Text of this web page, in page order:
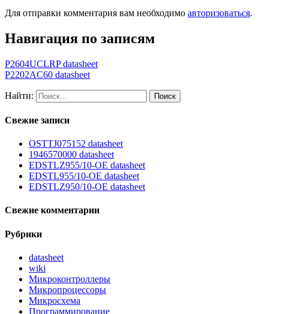
Для отправки комментария вам необходимо авторизоваться.
Навигация по записям
P2604UCLRP datasheet
P2202AC60 datasheet
Найти:
Свежие записи
OSTTJ075152 datasheet
1946570000 datasheet
EDSTLZ955/10-OE datasheet
EDSTL955/10-OE datasheet
EDSTLZ950/10-OE datasheet
Свежие комментарии
Рубрики
datasheet
wiki
Микроконтроллеры
Микропроцессоры
Микросхема
Программирование